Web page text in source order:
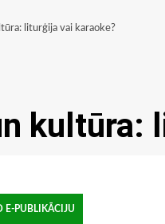
liturģija vai karaoke?
kultūra:
E-PUBLIKĀCIJU